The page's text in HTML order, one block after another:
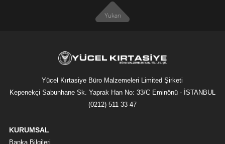
Yücel Kırtasiye Büro Malzemeleri Limited Şirketi
Kepenekçi Sabunhane Sk. Yaprak Han No: 33/C Eminönü - İSTANBUL
(0212) 511 33 47
KURUMSAL
Banka Bilgileri